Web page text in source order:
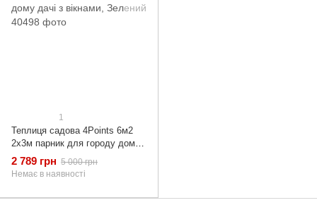
1
Теплиця садова 4Points 6м2
2х3м парник для городу дому
дачі з вікнами, Зелений
2 789 грн 5 000 грн
Немає в наявності